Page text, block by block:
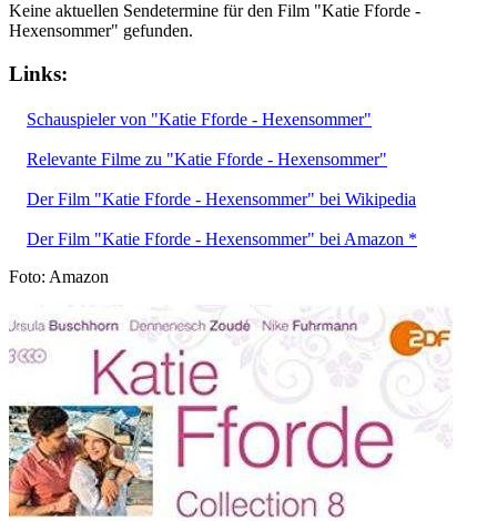
Keine aktuellen Sendetermine für den Film "Katie Fforde -
Hexensommer" gefunden.
Links:
Schauspieler von "Katie Fforde - Hexensommer"
Relevante Filme zu "Katie Fforde - Hexensommer"
Der Film "Katie Fforde - Hexensommer" bei Wikipedia
Der Film "Katie Fforde - Hexensommer" bei Amazon *
Foto: Amazon